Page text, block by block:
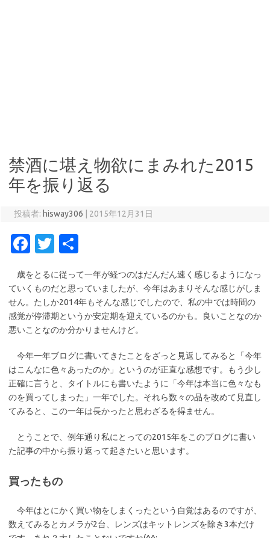
禁酒に堪え物欲にまみれた2015
年を振り返る
投稿者: hisway306 2015年12月31日
Fa
e
b
o
o
k
T
it
te
r
歳をとるに従って一年が経つのはだんだん速く感じるようになっ
ていくものだと思っていましたが、今年はあまりそんな感じがしま
せん。たしか2014年もそんな感じでしたので、私の中では時間の
感覚が停滞期というか安定期を迎えているのかも。良いことなのか
悪いことなのか分かりませんけど。
今年一年ブログに書いてきたことをざっと見返してみると「今年
はこんなに色々あったのか」というのが正直な感想です。もう少し
正確に言うと、タイトルにも書いたように「今年は本当に色々なも
のを買ってしまった」一年でした。それら数々の品を改めて見直し
てみると、この一年は長かったと思わざるを得ません。
とうことで、例年通り私にとっての2015年をこのブログに書い
た記事の中から振り返って起きたいと思います。
買ったもの
今年はとにかく買い物をしまくったという自覚はあるのですが、
数えてみるとカメラが2台、レンズはキットレンズを除き3本だけ